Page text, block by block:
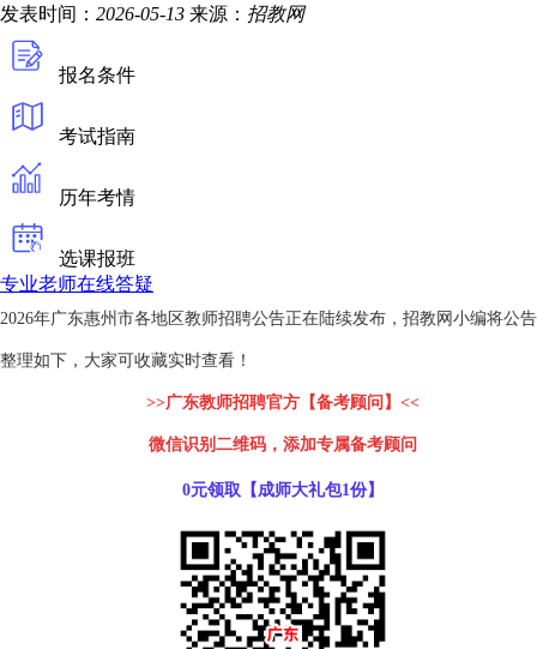
发表时间： 2026-05-13 来源： 招教网
报名条件
考试指南
历年考情
选课报班
专业老师在线答疑
2026年广东惠州市各地区教师招聘公告正在陆续发布，招教网小编将公告
整理如下，大家可收藏实时查看！
>>广东教师招聘官方【备考顾问】<<
微信识别二维码，添加专属备考顾问
0元领取【成师大礼包1份】